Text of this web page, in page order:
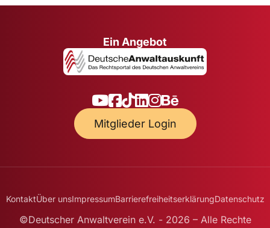
Ein Angebot
Mitglieder Login
KontaktÜber unsImpressumBarrierefreiheitserklärungDatenschutz
©Deutscher Anwaltverein e.V. - 2026 – Alle Rechte